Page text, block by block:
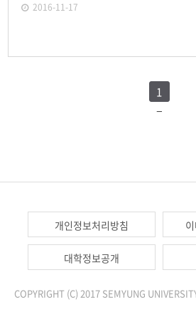
2016-11-17
1
개인정보처리방침
대학정보공개
COPYRIGHT (C) 2017 SEMYUNG